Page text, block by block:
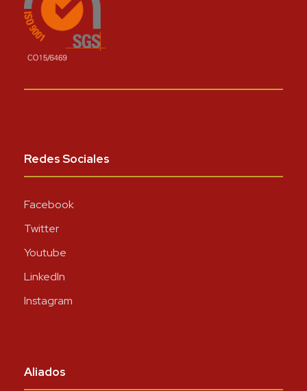
Redes Sociales
Facebook
Twitter
Youtube
LinkedIn
Instagram
Aliados